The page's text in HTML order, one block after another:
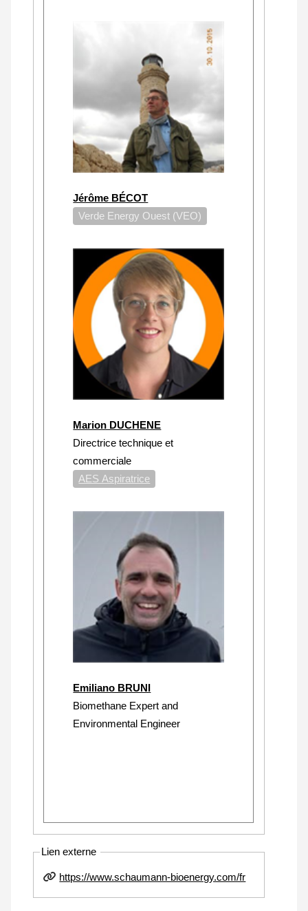
Jérôme BÉCOT
Verde Energy Ouest (VEO)
Marion DUCHENE
Directrice technique et
commerciale
AES Aspiratrice
Emiliano BRUNI
Biomethane Expert and
Environmental Engineer
Lien externe
https://www.schaumann-bioenergy.com/fr